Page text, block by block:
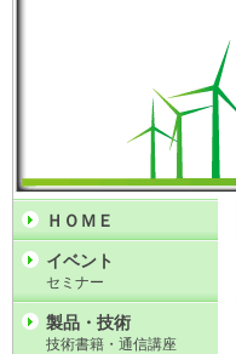
ＨＯＭＥ
イベント
セミナー
製品・技術
技術書籍・通信講座